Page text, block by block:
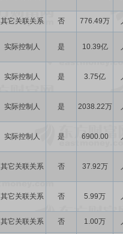
其它关联关系 否 776.49万
实际控制人 是 10.39亿
实际控制人 是 3.75亿
实际控制人 是 2038.22万
实际控制人 是 6900.00
其它关联关系 否 37.92万
其它关联关系 否 5.99万
其它关联关系 否 1.00万